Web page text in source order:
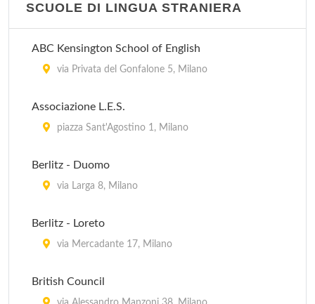
Centro di Formazione Decorati
Centro di Formazione Mincio
Centro di Formazione Quarenghi
Centro di Formazione San Giusto
SCUOLE DI LINGUA STRANIERA
ABC Kensington School of English
via Privata del Gonfalone 5, Milano
Associazione L.E.S.
piazza Sant'Agostino 1, Milano
Berlitz - Duomo
via Larga 8, Milano
Berlitz - Loreto
via Mercadante 17, Milano
British Council